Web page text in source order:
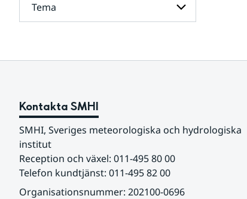
Tema
Tema
Kontakta SMHI
SMHI, Sveriges meteorologiska och hydrologiska
institut
Reception och växel: 011-495 80 00
Telefon kundtjänst: 011-495 82 00
Organisationsnummer: 202100-0696